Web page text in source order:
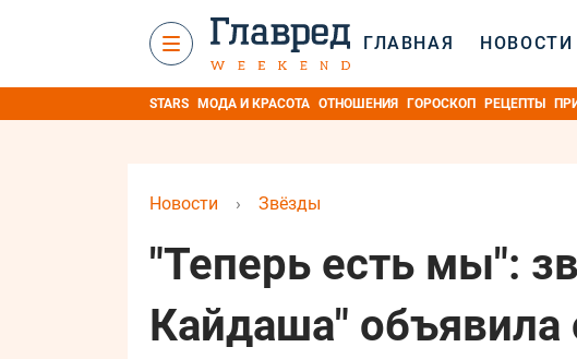
ГЛАВНАЯ НОВОСТИ
STARS МОДА И КРАСОТА ОТНОШЕНИЯ ГОРОСКОП РЕЦЕПТЫ
Новости › Звёзды
"Теперь есть мы":
Кайдаша" объявила